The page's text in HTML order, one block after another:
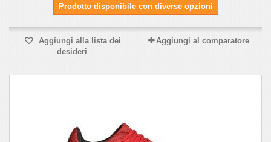
Prodotto disponibile con diverse opzioni
Aggiungi alla lista dei
desideri
Aggiungi al comparatore